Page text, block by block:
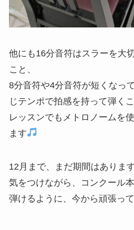
他にも16分音符はスラーを大
こと、
8分音符や4分音符が短くなっ
じテンポで拍感を持って弾く
レッスンでもメトロノームを
ます
12月まで、まだ期間はありま
気をつけながら、コンクール
弾けるように、今から頑張っ